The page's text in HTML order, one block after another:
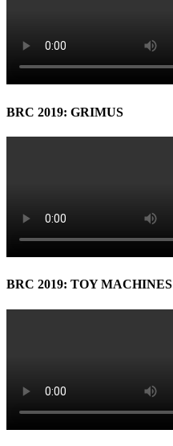
BRC 2019: GRIMUS
BRC 2019: TOY MACHINES